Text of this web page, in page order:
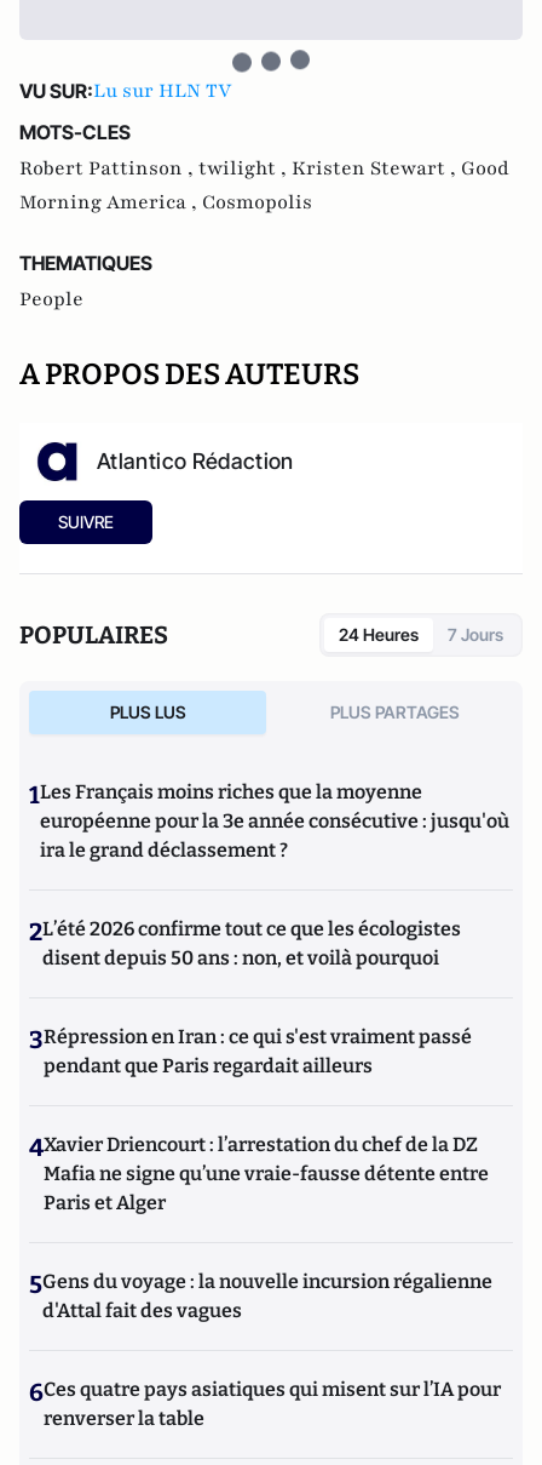
VU SUR:Lu sur HLN TV
MOTS-CLES
Robert Pattinson , twilight , Kristen Stewart , Good
Morning America , Cosmopolis
THEMATIQUES
People
A PROPOS DES AUTEURS
Atlantico Rédaction
SUIVRE
POPULAIRES 24 Heures 7 Jours
PLUS LUS PLUS PARTAGES
1Les Français moins riches que la moyenne
européenne pour la 3e année consécutive : jusqu'où
ira le grand déclassement ?
2L’été 2026 confirme tout ce que les écologistes
disent depuis 50 ans : non, et voilà pourquoi
3Répression en Iran : ce qui s'est vraiment passé
pendant que Paris regardait ailleurs
4Xavier Driencourt : l’arrestation du chef de la DZ
Mafia ne signe qu’une vraie-fausse détente entre
Paris et Alger
5Gens du voyage : la nouvelle incursion régalienne
d'Attal fait des vagues
6Ces quatre pays asiatiques qui misent sur l’IA pour
renverser la table